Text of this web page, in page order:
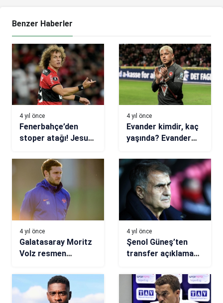
Benzer Haberler
4 yıl önce
Fenerbahçe’den
stoper atağı! Jesus
4 yıl önce
Evander kimdir, kaç
yaşında? Evander
takımlarda oynadı,
kaç gol attı?
4 yıl önce
Galatasaray Moritz
Volz resmen
efsanesi Volz’u
anlattı…
4 yıl önce
Şenol Güneş’ten
transfer açıklaması:
anlaştığı söyleniyor!